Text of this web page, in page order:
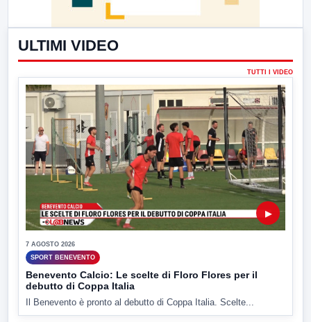
ULTIMI VIDEO
TUTTI I VIDEO
▶
7 AGOSTO 2026
SPORT BENEVENTO
Benevento Calcio: Le scelte di Floro Flores per il
debutto di Coppa Italia
Il Benevento è pronto al debutto di Coppa Italia. Scelte...